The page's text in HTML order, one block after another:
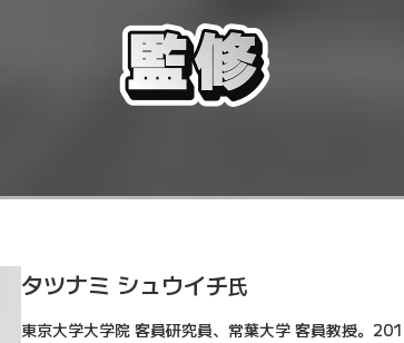
タツナミ シュウイチ氏
東京大学大学院 客員研究員、常葉大学 客員教授。